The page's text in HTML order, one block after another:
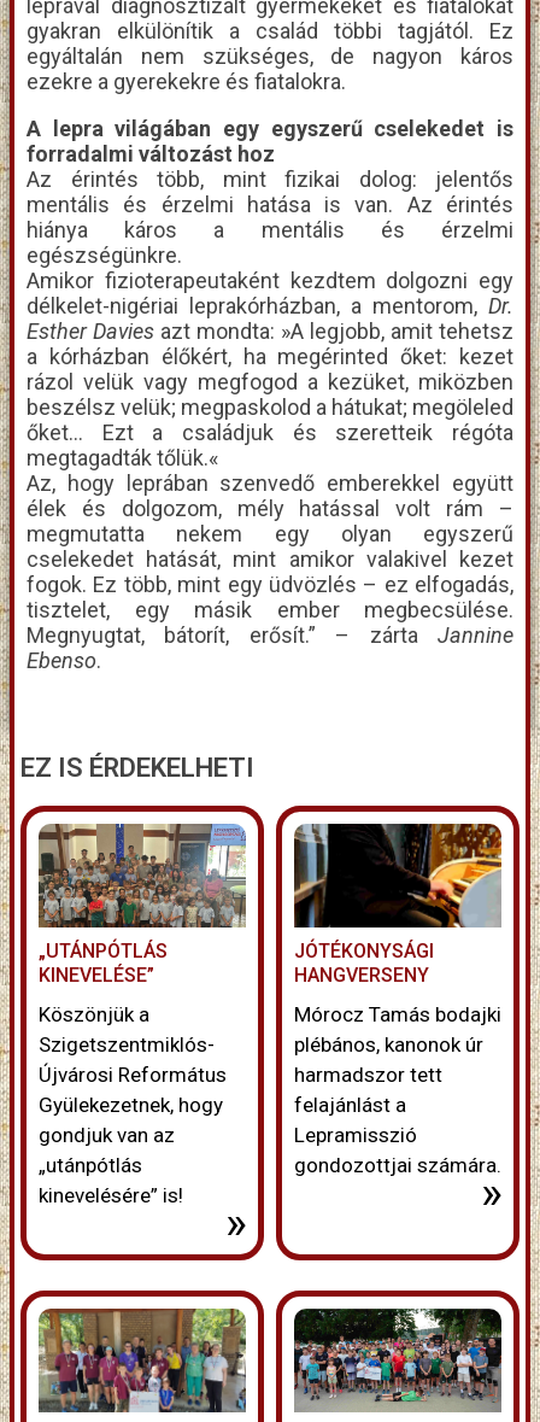
gyakran elkülönítik a család többi tagjától. Ez
egyáltalán nem szükséges, de nagyon káros
ezekre a gyerekekre és fiatalokra.
A lepra világában egy egyszerű cselekedet is
forradalmi változást hoz
Az érintés több, mint fizikai dolog: jelentős
mentális és érzelmi hatása is van. Az érintés
hiánya káros a mentális és érzelmi
egészségünkre.
Amikor fizioterapeutaként kezdtem dolgozni egy
délkelet-nigériai leprakórházban, a mentorom, Dr.
Esther Davies azt mondta: »A legjobb, amit tehetsz
a kórházban élőkért, ha megérinted őket: kezet
rázol velük vagy megfogod a kezüket, miközben
beszélsz velük; megpaskolod a hátukat; megöleled
őket… Ezt a családjuk és szeretteik régóta
megtagadták tőlük.«
Az, hogy leprában szenvedő emberekkel együtt
élek és dolgozom, mély hatással volt rám –
megmutatta nekem egy olyan egyszerű
cselekedet hatását, mint amikor valakivel kezet
fogok. Ez több, mint egy üdvözlés – ez elfogadás,
tisztelet, egy másik ember megbecsülése.
Megnyugtat, bátorít, erősít.” – zárta Jannine
Ebenso.
EZ IS ÉRDEKELHETI
„UTÁNPÓTLÁS
KINEVELÉSE”
Köszönjük a
Szigetszentmiklós-
Újvárosi Református
Gyülekezetnek, hogy
gondjuk van az
„utánpótlás
kinevelésére” is!
»
JÓTÉKONYSÁGI
HANGVERSENY
Mórocz Tamás bodajki
plébános, kanonok úr
harmadszor tett
felajánlást a
Lepramisszió
gondozottjai számára.
»